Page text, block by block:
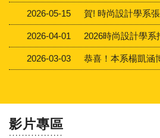
2026-05-15
2026-04-01 2026時尚設計學系
2026-03-03
影片專區